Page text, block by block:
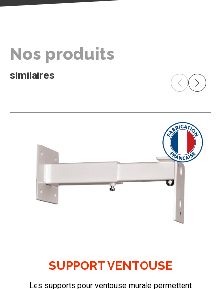
Nos produits
similaires
SUPPORT VENTOUSE
Les supports pour ventouse murale permettent